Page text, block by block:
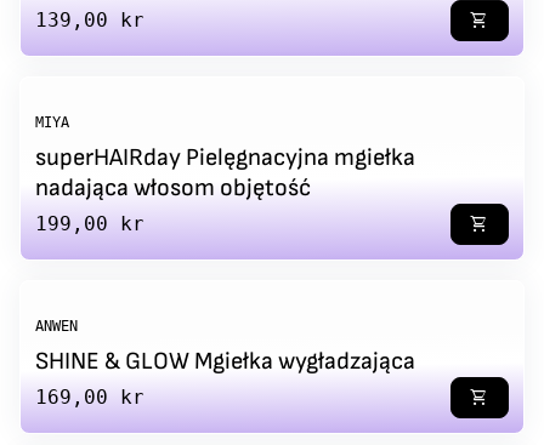
Regular price
139,00 kr shopping_cart
MIYA
superHAIRday Pielęgnacyjna mgiełka
nadająca włosom objętość
Regular price
199,00 kr shopping_cart
ANWEN
SHINE & GLOW Mgiełka wygładzająca
Regular price
169,00 kr shopping_cart